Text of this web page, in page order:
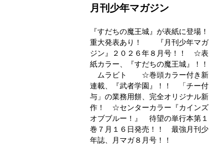
月刊少年マガジン
『すだちの魔王城』が表紙に登場！
重大発表あり！ 『月刊少年マガ
ジン』２０２６年８月号！！ ☆表
紙カラー、『すだちの魔王城』！！
ムラビト ☆巻頭カラー付き新
連載、『武者学園』！！ 「チー付
与」の業務用餅、完全オリジナル新
作！ ☆センターカラー『カインズ
オブブルー！』 待望の単行本第１
巻７月１６日発売！！ 最強月刊少
年誌、月マガ８月号！！